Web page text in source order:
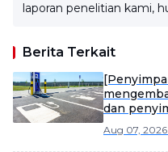
laporan penelitian kami,
Berita Terkait
dan
Aug 07, 2026